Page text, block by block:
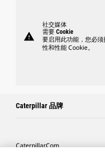
warning
社交媒体
需要 Cookie
要启用此功能，您必
性和性能 Cookie。
Caterpillar 品牌
Caterpillar.com